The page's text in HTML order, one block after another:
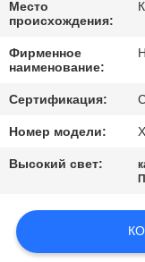
С
НАМИ
ЗАПРОС
ЦЕНЫ
КАРТА
САЙТА
Место
происхождения:
Фирменное
наименование:
Сертификация:
Номер модели:
Высокий свет: